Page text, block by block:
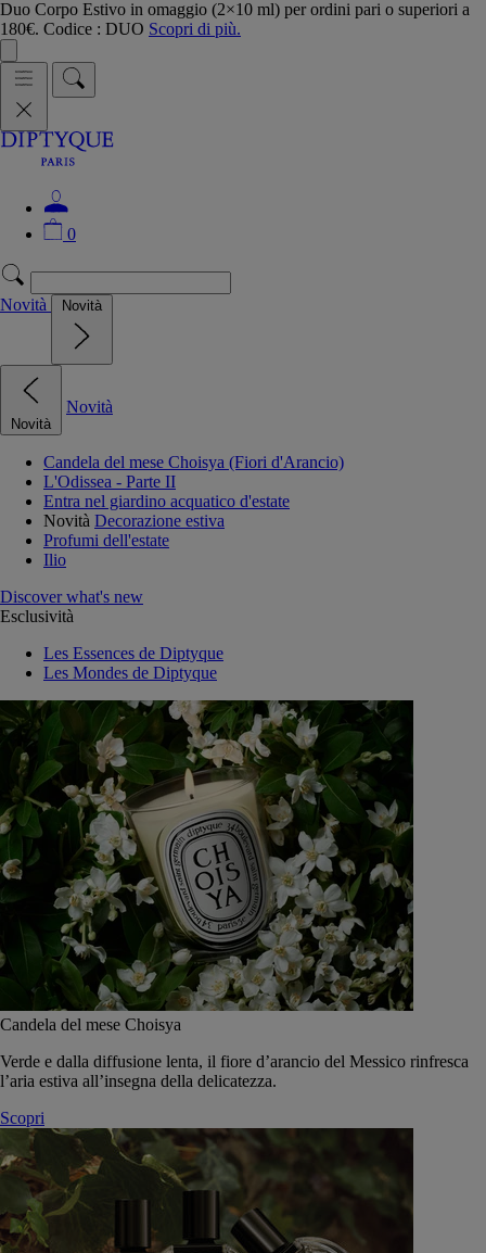
Duo Corpo Estivo in omaggio (2×10 ml) per ordini pari o superiori a
180€. Codice : DUO Scopri di più.
0
Novità Novità
Novità
Novità
Candela del mese Choisya (Fiori d'Arancio)
L'Odissea - Parte II
Entra nel giardino acquatico d'estate
Novità Decorazione estiva
Profumi dell'estate
Ilio
Discover what's new
Esclusività
Les Essences de Diptyque
Les Mondes de Diptyque
Candela del mese Choisya
Verde e dalla diffusione lenta, il fiore d’arancio del Messico rinfresca
l’aria estiva all’insegna della delicatezza.
Scopri